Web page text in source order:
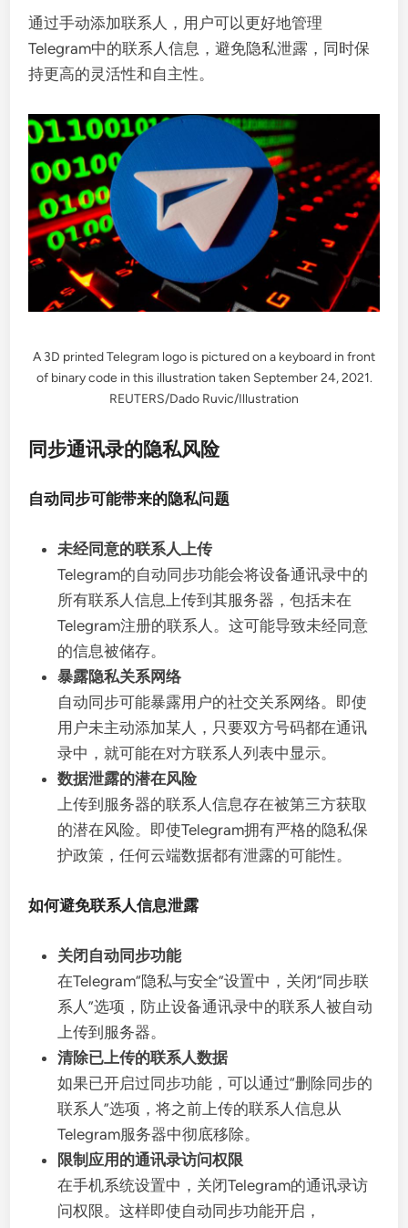
通过手动添加联系人，用户可以更好地管理
Telegram中的联系人信息，避免隐私泄露，同时保
持更高的灵活性和自主性。
A 3D printed Telegram logo is pictured on a keyboard in front
of binary code in this illustration taken September 24, 2021.
REUTERS/Dado Ruvic/Illustration
同步通讯录的隐私风险
自动同步可能带来的隐私问题
未经同意的联系人上传
Telegram的自动同步功能会将设备通讯录中的
所有联系人信息上传到其服务器，包括未在
Telegram注册的联系人。这可能导致未经同意
的信息被储存。
暴露隐私关系网络
自动同步可能暴露用户的社交关系网络。即使
用户未主动添加某人，只要双方号码都在通讯
录中，就可能在对方联系人列表中显示。
数据泄露的潜在风险
上传到服务器的联系人信息存在被第三方获取
的潜在风险。即使Telegram拥有严格的隐私保
护政策，任何云端数据都有泄露的可能性。
如何避免联系人信息泄露
关闭自动同步功能
在Telegram“隐私与安全”设置中，关闭“同步联
系人”选项，防止设备通讯录中的联系人被自动
上传到服务器。
清除已上传的联系人数据
如果已开启过同步功能，可以通过“删除同步的
联系人”选项，将之前上传的联系人信息从
Telegram服务器中彻底移除。
限制应用的通讯录访问权限
在手机系统设置中，关闭Telegram的通讯录访
问权限。这样即使自动同步功能开启，